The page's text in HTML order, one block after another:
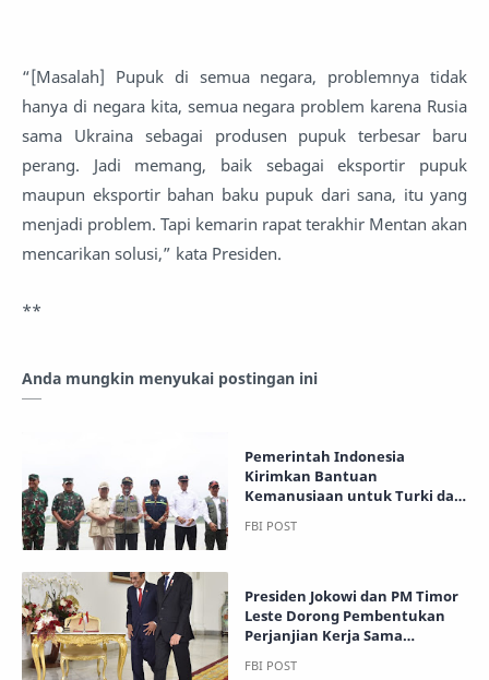
“[Masalah] Pupuk di semua negara, problemnya tidak
hanya di negara kita, semua negara problem karena Rusia
sama Ukraina sebagai produsen pupuk terbesar baru
perang. Jadi memang, baik sebagai eksportir pupuk
maupun eksportir bahan baku pupuk dari sana, itu yang
menjadi problem. Tapi kemarin rapat terakhir Mentan akan
mencarikan solusi,” kata Presiden.
**
Anda mungkin menyukai postingan ini
Pemerintah Indonesia
Kirimkan Bantuan
Kemanusiaan untuk Turki dan
Presiden Jokowi dan PM Timor
Leste Dorong Pembentukan
Perjanjian Kerja Sama